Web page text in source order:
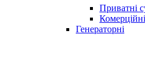
Приватні
Генераторні